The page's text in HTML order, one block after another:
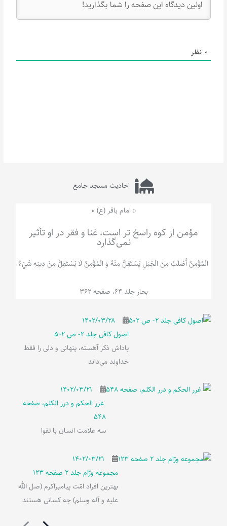
0 نظر
احادیث مسجد جامع
« امام باقر (ع) »
مؤمن از کوه راسخ تر است، غنا و فقر در او تأثیر
نمی‌گذارد
الْمُؤْمِنُ‌ أَصْلَبُ‌ مِنَ‌ الْجَبَلِ‌ یَسْتَقِلُّ مِنْهُ وَ الْمُؤْمِنُ لَا يَسْتَقِلُّ مِنْ دِينِهِ شَيْ‌ءٌ
بحار جلد 64، صفحه 362
۱۴۰۲/۰۳/۲۸
اصول کافی جلد 2- ص 502
پاداش ذکر آهسته، پنهانی و دلی را فقط
خداوند می‌داند
۱۴۰۲/۰۳/۲۱
غرر الحکم و درر الکلم، صفحه
548
سه علامت انسان با تقوا
۱۴۰۲/۰۳/۲۱
مجموعه ورّام جلد 2 صفحه 123
بهترین افراد امّت پیامبراکرم (صل الله
علیه و آله وسلم) چه کسانی هستند